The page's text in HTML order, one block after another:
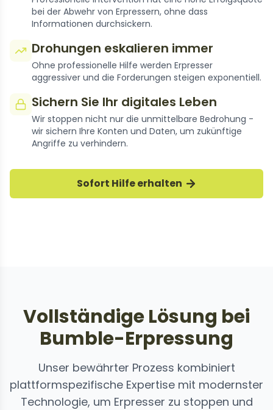
bei der Abwehr von Erpressern, ohne dass
Informationen durchsickern.
Drohungen eskalieren immer
Ohne professionelle Hilfe werden Erpresser
aggressiver und die Forderungen steigen exponentiell.
Sichern Sie Ihr digitales Leben
Wir stoppen nicht nur die unmittelbare Bedrohung -
wir sichern Ihre Konten und Daten, um zukünftige
Angriffe zu verhindern.
Sofort Hilfe erhalten
Tausende Fälle gelöst
Unsere Experten haben Tausende Bumble-
Vollständige Lösung bei
Bumble-Erpressung
Unser bewährter Prozess kombiniert
plattformspezifische Expertise mit modernster
Technologie, um Erpresser zu stoppen und